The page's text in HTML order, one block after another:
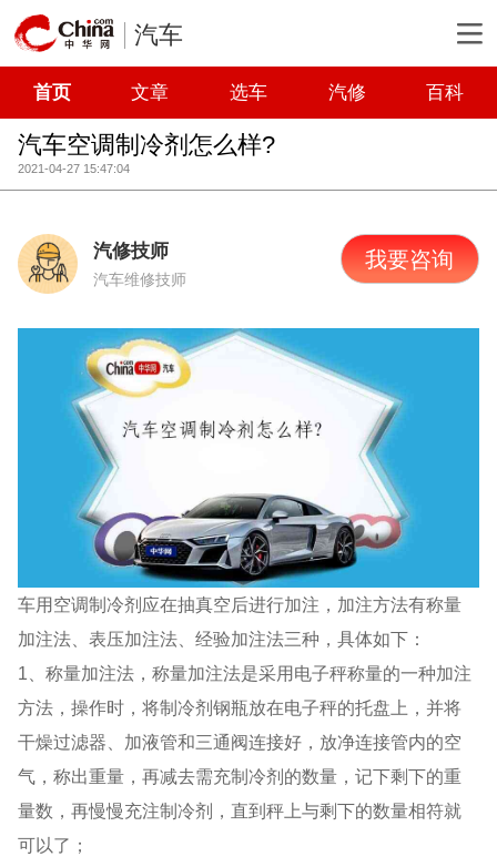
汽车
首页 文章 选车 汽修 百科
汽车空调制冷剂怎么样?
2021-04-27 15:47:04
汽修技师
汽车维修技师
我要咨询
车用空调制冷剂应在抽真空后进行加注，加注方法有称量
加注法、表压加注法、经验加注法三种，具体如下：
1、称量加注法，称量加注法是采用电子秤称量的一种加注
方法，操作时，将制冷剂钢瓶放在电子秤的托盘上，并将
干燥过滤器、加液管和三通阀连接好，放净连接管内的空
气，称出重量，再减去需充制冷剂的数量，记下剩下的重
量数，再慢慢充注制冷剂，直到秤上与剩下的数量相符就
可以了；